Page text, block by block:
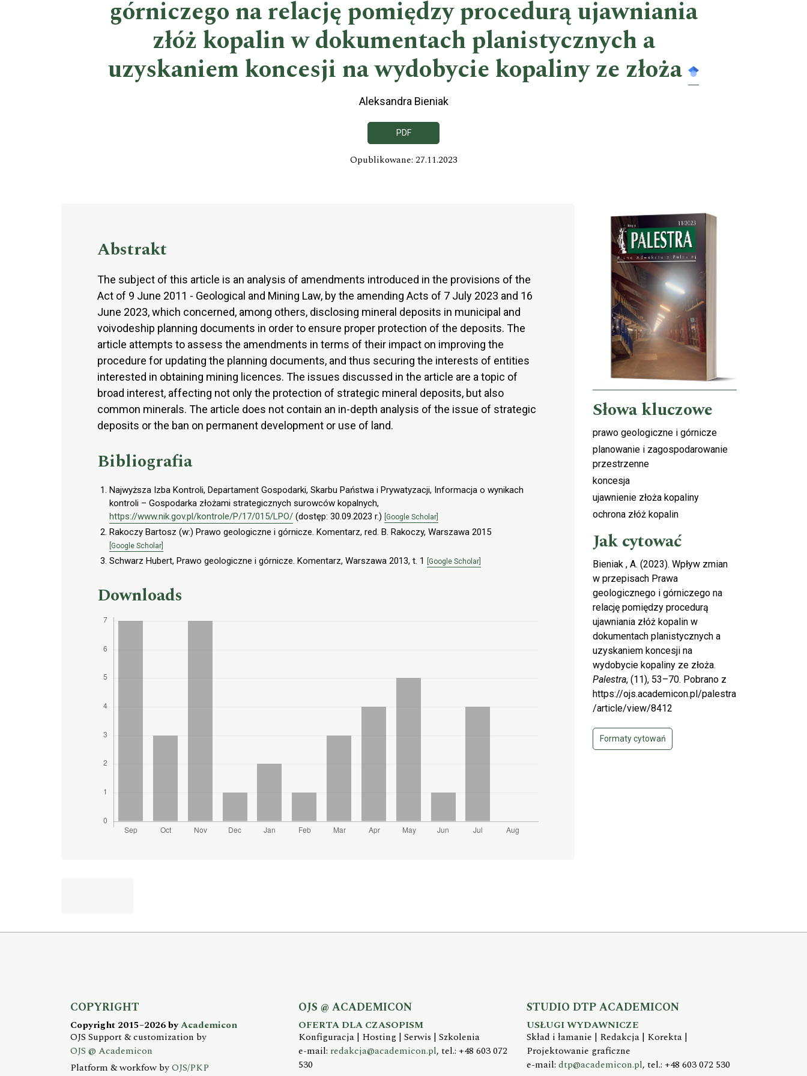
górniczego na relację pomiędzy procedurą ujawniania
złóż kopalin w dokumentach planistycznych a
uzyskaniem koncesji na wydobycie kopaliny ze złoża
Aleksandra Bieniak
PDF
Opublikowane: 27.11.2023
Abstrakt
The subject of this article is an analysis of amendments introduced in the provisions of the
Act of 9 June 2011 - Geological and Mining Law, by the amending Acts of 7 July 2023 and 16
June 2023, which concerned, among others, disclosing mineral deposits in municipal and
voivodeship planning documents in order to ensure proper protection of the deposits. The
article attempts to assess the amendments in terms of their impact on improving the
procedure for updating the planning documents, and thus securing the interests of entities
interested in obtaining mining licences. The issues discussed in the article are a topic of
broad interest, affecting not only the protection of strategic mineral deposits, but also
common minerals. The article does not contain an in-depth analysis of the issue of strategic
deposits or the ban on permanent development or use of land.
Bibliografia
Najwyższa Izba Kontroli, Departament Gospodarki, Skarbu Państwa i Prywatyzacji, Informacja o wynikach
kontroli – Gospodarka złożami strategicznych surowców kopalnych,
https://www.nik.gov.pl/kontrole/P/17/015/LPO/ (dostęp: 30.09.2023 r.) [Google Scholar]
Rakoczy Bartosz (w:) Prawo geologiczne i górnicze. Komentarz, red. B. Rakoczy, Warszawa 2015
[Google Scholar]
Schwarz Hubert, Prawo geologiczne i górnicze. Komentarz, Warszawa 2013, t. 1 [Google Scholar]
Downloads
Cover image
Słowa kluczowe
prawo geologiczne i górnicze
planowanie i zagospodarowanie
przestrzenne
koncesja
ujawnienie złoża kopaliny
ochrona złóż kopalin
Jak cytować
Bieniak , A. (2023). Wpływ zmian
w przepisach Prawa
geologicznego i górniczego na
relację pomiędzy procedurą
ujawniania złóż kopalin w
dokumentach planistycznych a
uzyskaniem koncesji na
wydobycie kopaliny ze złoża.
Palestra, (11), 53–70. Pobrano z
https://ojs.academicon.pl/palestra
/article/view/8412
Formaty cytowań
COPYRIGHT
Copyright 2015–2026 byAcademicon
OJS Support & customization by
OJS @ Academicon
Platform & workfow byOJS/PKP
OJS @ ACADEMICON
OFERTA DLA CZASOPISM
Konfiguracja | Hosting | Serwis | Szkolenia
e-mail: redakcja@academicon.pl, tel.: +48 603 072
530
STUDIO DTP ACADEMICON
USŁUGI WYDAWNICZE
Skład i łamanie | Redakcja | Korekta |
Projektowanie graficzne
e-mail: dtp@academicon.pl, tel.: +48 603 072 530